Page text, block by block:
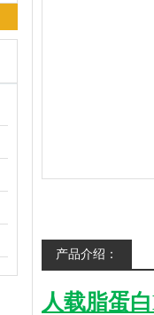
产品介绍：
人载脂蛋